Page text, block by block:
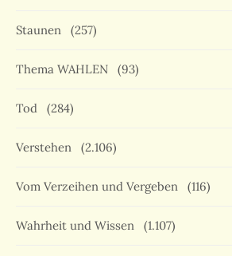
Staunen (257)
Thema WAHLEN (93)
Tod (284)
Verstehen (2.106)
Vom Verzeihen und Vergeben (116)
Wahrheit und Wissen (1.107)